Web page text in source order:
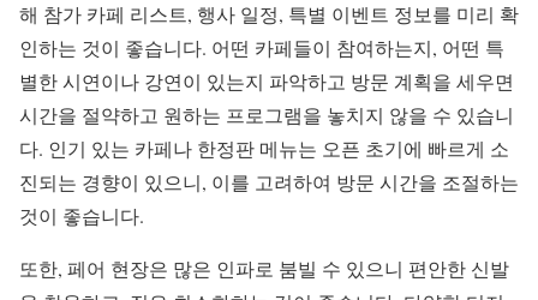
해 참가 카페 리스트, 행사 일정, 특별 이벤트 정보를 미리 확
인하는 것이 좋습니다. 어떤 카페들이 참여하는지, 어떤 특
별한 시연이나 강연이 있는지 파악하고 방문 계획을 세우면
시간을 절약하고 원하는 프로그램을 놓치지 않을 수 있습니
다. 인기 있는 카페나 한정판 메뉴는 오픈 초기에 빠르게 소
진되는 경향이 있으니, 이를 고려하여 방문 시간을 조절하는
것이 좋습니다.
또한, 페어 현장은 많은 인파로 붐빌 수 있으니 편안한 신발